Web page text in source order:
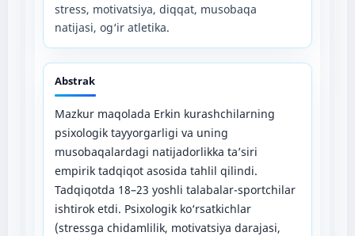
stress, motivatsiya, diqqat, musobaqa
natijasi, og‘ir atletika.
Abstrak
Mazkur maqolada Erkin kurashchilarning
psixologik tayyorgarligi va uning
musobaqalardagi natijadorlikka ta’siri
empirik tadqiqot asosida tahlil qilindi.
Tadqiqotda 18–23 yoshli talabalar-sportchilar
ishtirok etdi. Psixologik ko‘rsatkichlar
(stressga chidamlilik, motivatsiya darajasi,